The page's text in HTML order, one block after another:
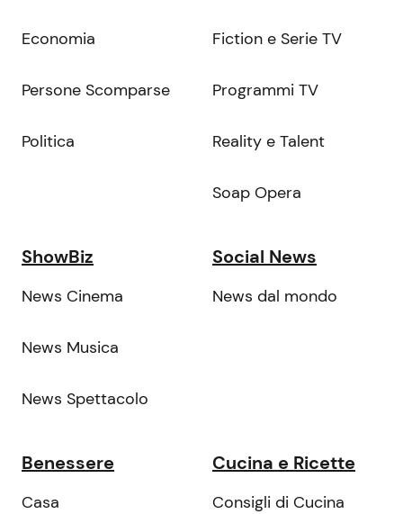
Economia
Persone Scomparse
Politica
Fiction e Serie TV
Programmi TV
Reality e Talent
Soap Opera
ShowBiz
News Cinema
News Musica
News Spettacolo
Social News
News dal mondo
Benessere
Casa
Cucina e Ricette
Consigli di Cucina